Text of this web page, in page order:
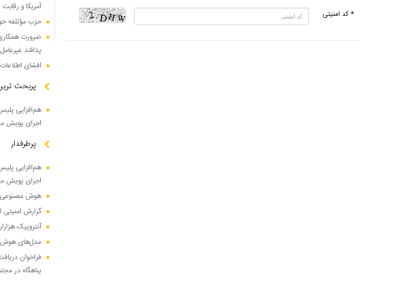
* کد امنیتی
آمریکا و
حزب مؤتلفه
ضرورت
پدافند
افشای اطلاعات ۱۰۰ هزار نیروی پلیس در دارک وب
پربحث
هم‌افزایی
اجرای پویش
پرطرفدار
هم‌افزایی
اجرای پویش
هوش مصنوعی
گزارش
آنتروپیک
مدل‌های هوش
فراخوان
پناهگاه در